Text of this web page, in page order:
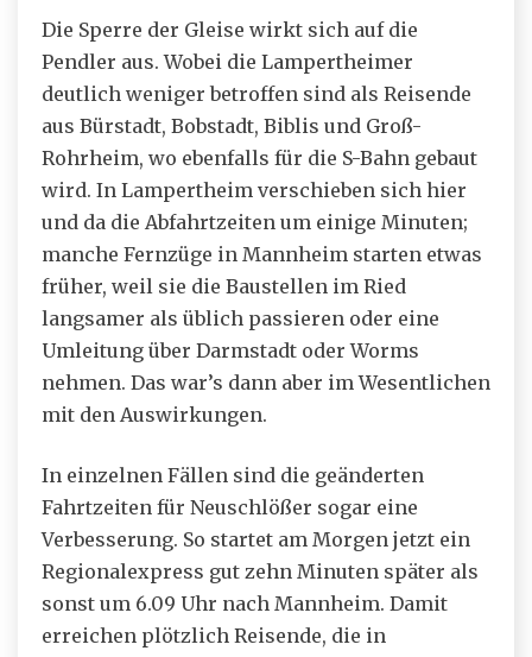
Die Sperre der Gleise wirkt sich auf die
Pendler aus. Wobei die Lampertheimer
deutlich weniger betroffen sind als Reisende
aus Bürstadt, Bobstadt, Biblis und Groß-
Rohrheim, wo ebenfalls für die S-Bahn gebaut
wird. In Lampertheim verschieben sich hier
und da die Abfahrtzeiten um einige Minuten;
manche Fernzüge in Mannheim starten etwas
früher, weil sie die Baustellen im Ried
langsamer als üblich passieren oder eine
Umleitung über Darmstadt oder Worms
nehmen. Das war’s dann aber im Wesentlichen
mit den Auswirkungen.
In einzelnen Fällen sind die geänderten
Fahrtzeiten für Neuschlößer sogar eine
Verbesserung. So startet am Morgen jetzt ein
Regionalexpress gut zehn Minuten später als
sonst um 6.09 Uhr nach Mannheim. Damit
erreichen plötzlich Reisende, die in